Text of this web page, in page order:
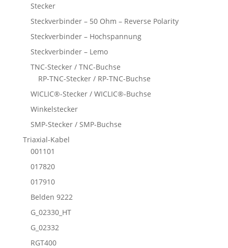
Stecker
Steckverbinder – 50 Ohm – Reverse Polarity
Steckverbinder – Hochspannung
Steckverbinder – Lemo
TNC-Stecker / TNC-Buchse
RP-TNC-Stecker / RP-TNC-Buchse
WICLIC®-Stecker / WICLIC®-Buchse
Winkelstecker
SMP-Stecker / SMP-Buchse
Triaxial-Kabel
001101
017820
017910
Belden 9222
G_02330_HT
G_02332
RGT400